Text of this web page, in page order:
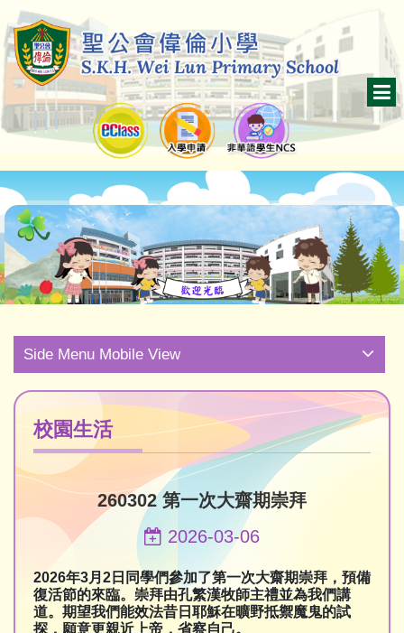
Side Menu Mobile View
校園生活
260302 第一次大齋期崇拜
2026-03-06
2026年3月2日同學們參加了第一次大齋期崇拜，預備
復活節的來臨。崇拜由孔繁漢牧師主禮並為我們講
道。期望我們能效法昔日耶穌在曠野抵禦魔鬼的試
探，願意更親近上帝，省察自己。